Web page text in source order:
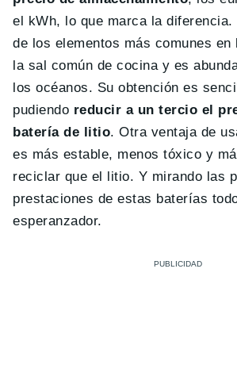
el kWh, lo que marca la
de los elementos más comunes
la sal común de cocina y es
los océanos. Su obtención es
pudiendo reducir a un tercio el
batería de litio. Otra ventaja de
es más estable, menos tóxico y
reciclar que el litio. Y mirando las
prestaciones de estas baterías
esperanzador.